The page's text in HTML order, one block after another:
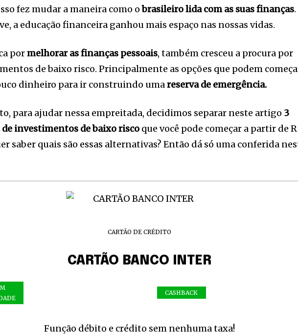
fez mudar a maneira como obrasileiro lida com as suas finanças.
a educação financeira ganhou mais espaço nas nossas vidas.
pormelhorar as finanças pessoais, também cresceu a procura por
de baixo risco. Principalmente as opções que podem
dinheiro para ir construindo umareserva de emergência.
para ajudar nessa empreitada, decidimos separar neste artigo 3
de investimentos de baixo risco que você pode começar a partir de
saber quais são essas alternativas? Então dá só uma conferida
CARTÃO DE CRÉDITO
CARTÃO BANCO INTER
CASHBACK
Função débito e crédito sem nenhuma taxa!